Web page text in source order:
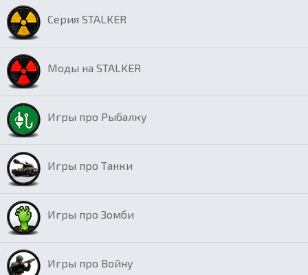
Серия STALKER
Моды на STALKER
Игры про Рыбалку
Игры про Танки
Игры про Зомби
Игры про Войну